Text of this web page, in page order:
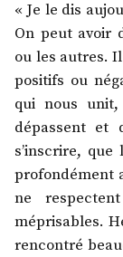
« Je le dis
On peut avoir
ou les autres.
positifs ou
qui nous
dépassent et
s’inscrire,
profondément
ne
méprisables.
rencontré